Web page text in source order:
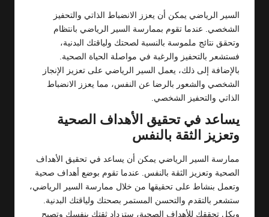
السير الرياضي يمكن أن يعزز الانضباط الذاتي والتحفيز
الشخصي. عندما تقوم بممارسة السير الرياضي بانتظام
وتحقق نتائج ملموسة بالنسبة لصحتك ولياقتك البدنية،
فستشعر بالتحفيز والرغبة في مواصلة الحياة الصحية.
بالإضافة إلى ذلك، يعمل السير الرياضي على تعزيز الإنجاز
الشخصي والشعور بالرضا عن النفس، مما يعزز الانضباط
الذاتي والتحفيز الشخصي.
يساعد في تحقيق الأهداف الصحية
وتعزيز الثقة بالنفس
ممارسة السير الرياضي يمكن أن يساعد في تحقيق الأهداف
الصحية وتعزيز الثقة بالنفس. عندما تقوم بوضع أهداف صحية
وتعمل بنشاط على تحقيقها من خلال ممارسة السير الرياضي،
ستشعر بالتقدم والتحسن المستمر بصحتك ولياقتك البدنية.
وبكل تحققك للأهداف الصحية، ستزداد ثقتك بنفسك وتصبح